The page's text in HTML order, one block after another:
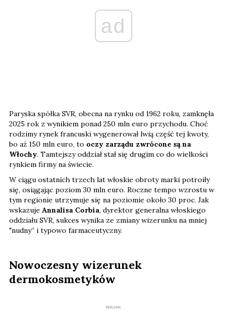
ad
Paryska spółka SVR, obecna na rynku od 1962 roku, zamknęła
2025 rok z wynikiem ponad 250 mln euro przychodu. Choć
rodzimy rynek francuski wygenerował lwią część tej kwoty,
bo aż 150 mln euro, to oczy zarządu zwrócone są na
Włochy. Tamtejszy oddział stał się drugim co do wielkości
rynkiem firmy na świecie.
W ciągu ostatnich trzech lat włoskie obroty marki potroiły
się, osiągając poziom 30 mln euro. Roczne tempo wzrostu w
tym regionie utrzymuje się na poziomie około 30 proc. Jak
wskazuje Annalisa Corbia, dyrektor generalna włoskiego
oddziału SVR, sukces wynika ze zmiany wizerunku na mniej
"nudny” i typowo farmaceutyczny.
Nowoczesny wizerunek
dermokosmetyków
REKLAMA